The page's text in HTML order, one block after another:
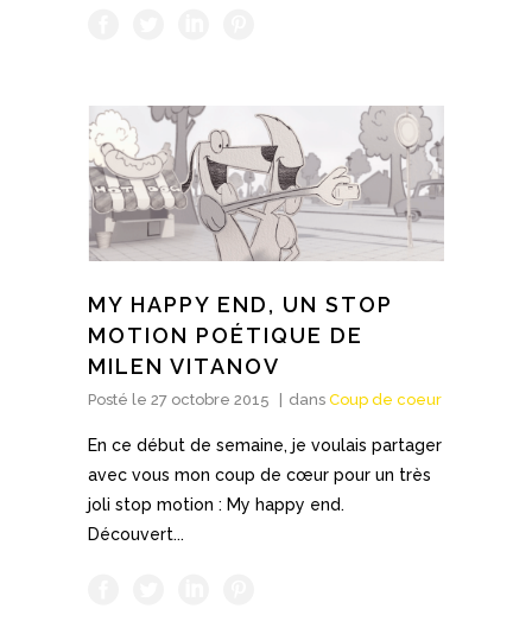
MY HAPPY END, UN STOP
MOTION POÉTIQUE DE
MILEN VITANOV
Posté le 27 octobre 2015 dans Coup de coeur
En ce début de semaine, je voulais partager
avec vous mon coup de cœur pour un très
joli stop motion : My happy end.
Découvert...